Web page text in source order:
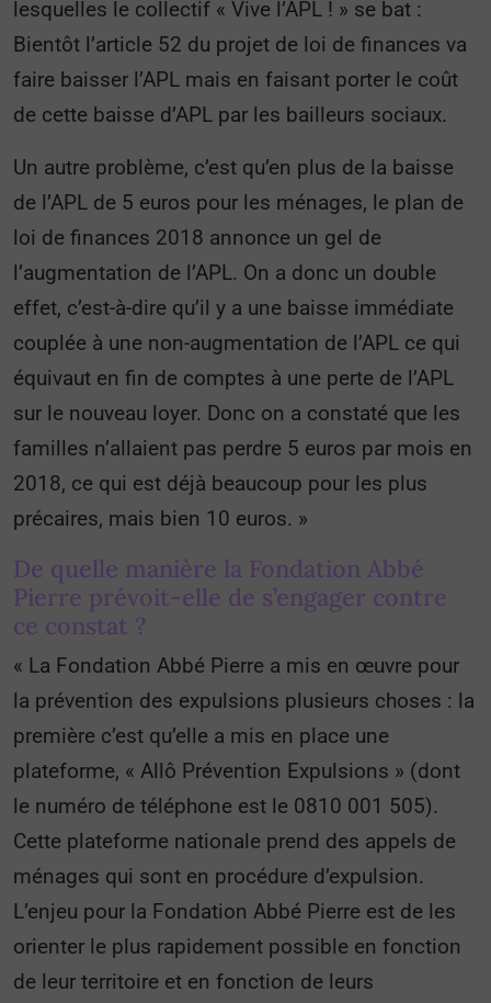
lesquelles le collectif « Vive l’APL ! » se bat :
Bientôt l’article 52 du projet de loi de finances va
faire baisser l’APL mais en faisant porter le coût
de cette baisse d’APL par les bailleurs sociaux.
Un autre problème, c’est qu’en plus de la baisse
de l’APL de 5 euros pour les ménages, le plan de
loi de finances 2018 annonce un gel de
l’augmentation de l’APL. On a donc un double
effet, c’est-à-dire qu’il y a une baisse immédiate
couplée à une non-augmentation de l’APL ce qui
équivaut en fin de comptes à une perte de l’APL
sur le nouveau loyer. Donc on a constaté que les
familles n’allaient pas perdre 5 euros par mois en
2018, ce qui est déjà beaucoup pour les plus
précaires, mais bien 10 euros. »
De quelle manière la Fondation Abbé
Pierre prévoit-elle de s’engager contre
ce constat ?
« La Fondation Abbé Pierre a mis en œuvre pour
la prévention des expulsions plusieurs choses : la
première c’est qu’elle a mis en place une
plateforme, « Allô Prévention Expulsions » (dont
le numéro de téléphone est le 0810 001 505).
Cette plateforme nationale prend des appels de
ménages qui sont en procédure d’expulsion.
L’enjeu pour la Fondation Abbé Pierre est de les
orienter le plus rapidement possible en fonction
de leur territoire et en fonction de leurs